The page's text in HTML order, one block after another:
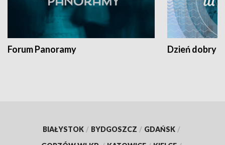
Forum Panoramy Dzień dobry
BIAŁYSTOK / BYDGOSZCZ / GDAŃSK /